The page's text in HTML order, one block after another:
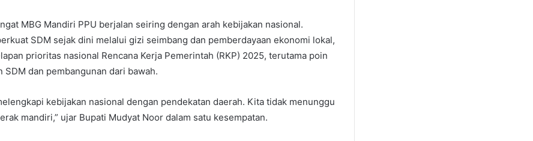
MBG Mandiri PPU berjalan seiring dengan arah kebijakan nasional.
SDM sejak dini melalui gizi seimbang dan pemberdayaan ekonomi lokal,
prioritas nasional Rencana Kerja Pemerintah (RKP) 2025, terutama poin
SDM dan pembangunan dari bawah.
kebijakan nasional dengan pendekatan daerah. Kita tidak menunggu
mandiri,” ujar Bupati Mudyat Noor dalam satu kesempatan.